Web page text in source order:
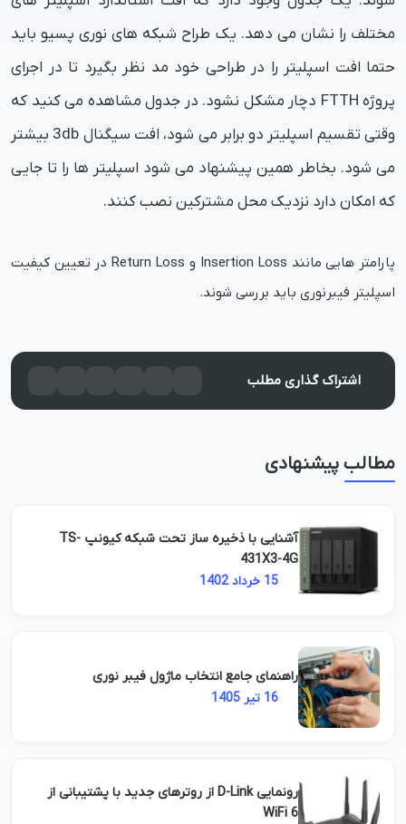
مختلف را نشان می دهد. یک طراح شبکه های نوری پسیو باید
حتما افت اسپلیتر را در طراحی خود مد نظر بگیرد تا در اجرای
پروژه FTTH دچار مشکل نشود. در جدول مشاهده می کنید که
وقتی تقسیم اسپلیتر دو برابر می شود، افت سیگنال 3db بیشتر
می شود. بخاطر همین پیشنهاد می شود اسپلیتر ها را تا جایی
که امکان دارد نزدیک محل مشترکین نصب کنند.
پارامتر هایی مانند Insertion Loss و Return Loss در تعیین کیفیت
اسپلیتر فیبرنوری باید بررسی شوند.
اشتراک گذاری مطلب
مطالب پیشنهادی
آشنایی با ذخیره ساز تحت شبکه کیونپ TS-
431X3-4G
راهنمای جامع انتخاب ماژول فیبر نوری
رونمایی D-Link از روترهای جدید با پشتیبانی از
WiFi 6